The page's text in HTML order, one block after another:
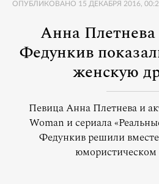
ОПУБЛИКОВАНО 15 ДЕКАБРЯ 2016,
Анна
Федункив
женскую
Певица Анна Плетнева и
Woman и сериала
Федункив решили вместе
юмористическом